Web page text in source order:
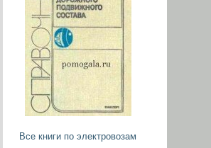
Все книги по электровозам